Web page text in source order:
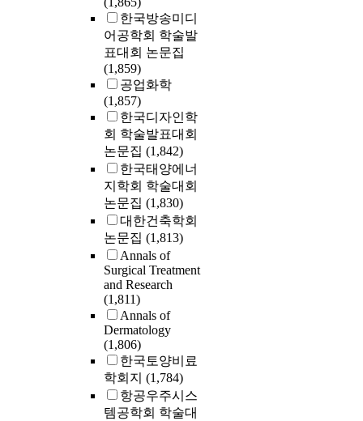
한국방송미디
어공학회 학술발
표대회 논문집
(1,859)
공업화학
(1,857)
한국디자인학
회 학술발표대회
논문집 (1,842)
한국태양에너
지학회 학술대회
논문집 (1,830)
대한건축학회
논문집 (1,813)
Annals of
Surgical Treatment
and Research
(1,811)
Annals of
Dermatology
(1,806)
한국토양비료
학회지 (1,784)
항공우주시스
템공학회 학술대